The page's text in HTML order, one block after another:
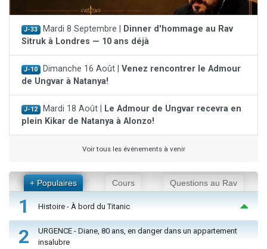
J-33 Mardi 8 Septembre |
Dinner d'hommage au Rav
Sitruk à Londres — 10 ans déjà
J-10 Dimanche 16 Août | Venez rencontrer le Admour
de Ungvar à Natanya!
J-12 Mardi 18 Août |
Le Admour de Ungvar recevra en
plein Kikar de Natanya à Alonzo!
Voir tous les événements à venir
+ Populaires Cours Questions au Rav
1 Histoire - À bord du Titanic
2
URGENCE - Diane, 80 ans, en danger dans un appartement
insalubre